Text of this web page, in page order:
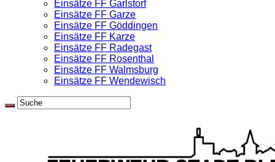
Einsätze FF Garlstorf
Einsätze FF Garze
Einsätze FF Göddingen
Einsätze FF Karze
Einsätze FF Radegast
Einsätze FF Rosenthal
Einsätze FF Walmsburg
Einsätze FF Wendewisch